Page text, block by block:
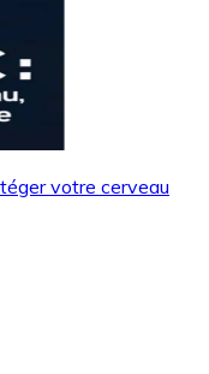
votre cerveau